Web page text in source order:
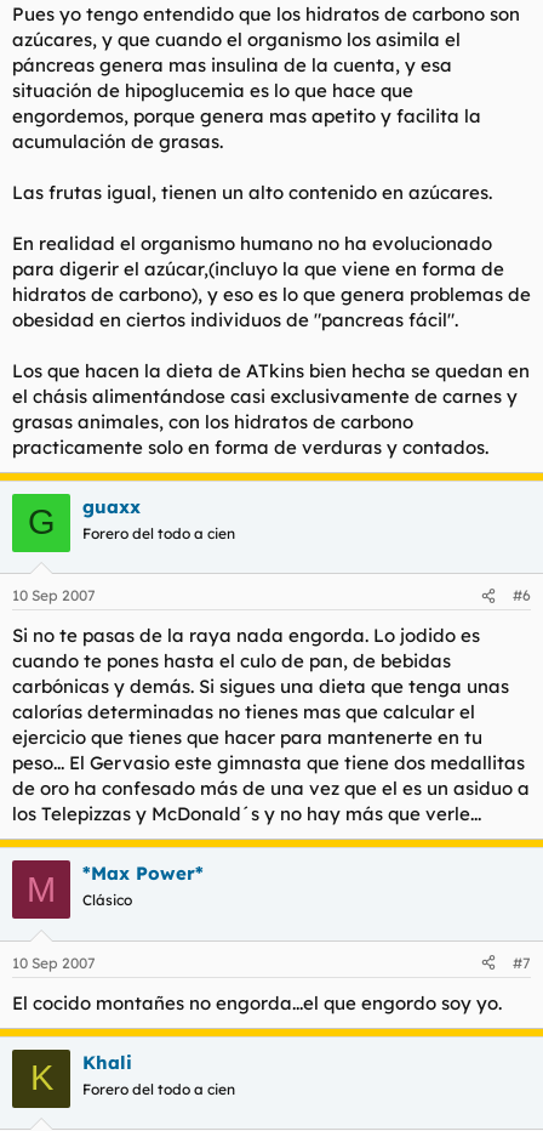
Pues yo tengo entendido que los hidratos de carbono son
azúcares, y que cuando el organismo los asimila el
páncreas genera mas insulina de la cuenta, y esa
situación de hipoglucemia es lo que hace que
engordemos, porque genera mas apetito y facilita la
acumulación de grasas.
Las frutas igual, tienen un alto contenido en azúcares.
En realidad el organismo humano no ha evolucionado
para digerir el azúcar,(incluyo la que viene en forma de
hidratos de carbono), y eso es lo que genera problemas de
obesidad en ciertos individuos de "pancreas fácil".
Los que hacen la dieta de ATkins bien hecha se quedan en
el chásis alimentándose casi exclusivamente de carnes y
grasas animales, con los hidratos de carbono
practicamente solo en forma de verduras y contados.
G guaxx
Forero del todo a cien
10 Sep 2007 #6
Si no te pasas de la raya nada engorda. Lo jodido es
cuando te pones hasta el culo de pan, de bebidas
carbónicas y demás. Si sigues una dieta que tenga unas
calorías determinadas no tienes mas que calcular el
ejercicio que tienes que hacer para mantenerte en tu
peso... El Gervasio este gimnasta que tiene dos medallitas
de oro ha confesado más de una vez que el es un asiduo a
los Telepizzas y McDonald´s y no hay más que verle...
M *Max Power*
Clásico
10 Sep 2007 #7
El cocido montañes no engorda...el que engordo soy yo.
K Khali
Forero del todo a cien